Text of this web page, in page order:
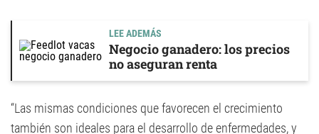
LEE ADEMÁS
Negocio ganadero: los precios
no aseguran renta
“Las mismas condiciones que favorecen el crecimiento
también son ideales para el desarrollo de enfermedades, y